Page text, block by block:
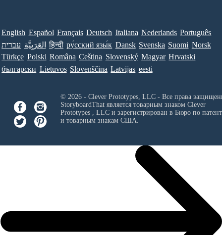
English Español Français Deutsch Italiana Nederlands Português
עברית العَرَبِيَّة हिन्दी ру́сский язы́к Dansk Svenska Suomi Norsk
Türkçe Polski Româna Ceština Slovenský Magyar Hrvatski
български Lietuvos Slovenščina Latvijas eesti
© 2026 - Clever Prototypes, LLC - Все права
StoryboardThat является товарным знаком Clever
Prototypes , LLCи зарегистрирован в Бюро по
и товарным знакам США.